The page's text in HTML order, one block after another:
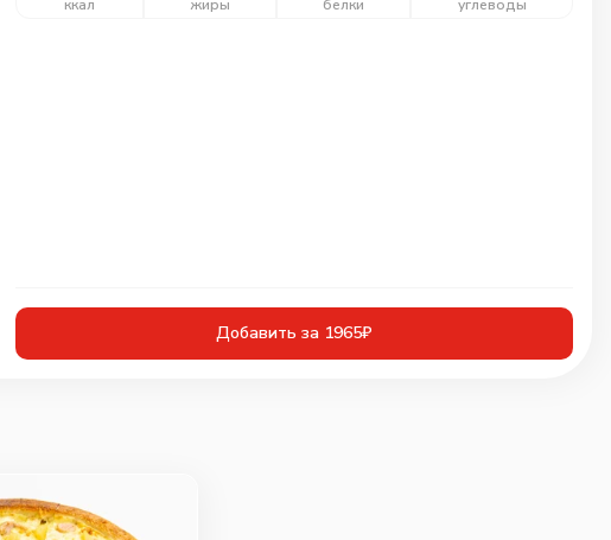
ккал жиры белки углеводы
Добавить за 1965₽